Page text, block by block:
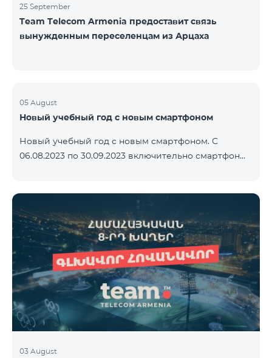
25 September
Team Telecom Armenia предоставит связь
вынужденным переселенцам из Арцаха
05 August
Новый учебный год с новым смартфоном
Новый учебный год с новым смартфоном. С
06.08.2023 по 30.09.2023 включительно смартфон
Light и специальным тарифным планом TeamTok -
1-й месяц бесплатно. Смартфон также можно
приобрести в кредит, начиная с 1250 драмов в
месяц. К ежемесячной плате добавляются
банковские платежи. Условия тарифного плана
ниже. Предоплатный тарифный план Teamtok.
Ежемесячная плата: 2500 драм 250 минут на сети
РА
03 August